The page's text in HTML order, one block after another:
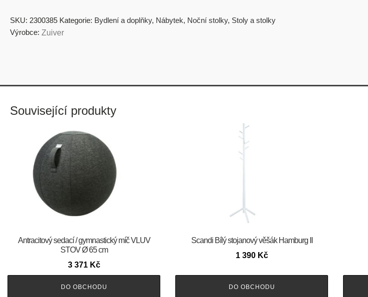
SKU: 2300385 Kategorie: Bydlení a doplňky, Nábytek, Noční stolky, Stoly a stolky
Výrobce: Zuiver
Související produkty
Antracitový sedací / gymnastický míč VLUV
STOV Ø 65 cm
3 371 Kč
DO OBCHODU
Scandi Bílý stojanový věšák Hamburg II
1 390 Kč
DO OBCHODU